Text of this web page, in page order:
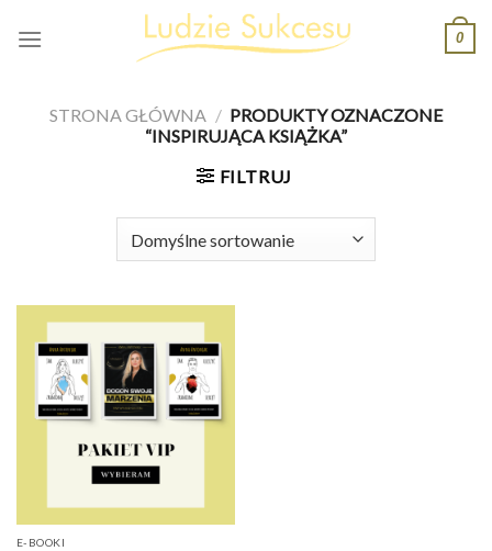
0
STRONA GŁÓWNA / PRODUKTY OZNACZONE
“INSPIRUJĄCA KSIĄŻKA”
FILTRUJ
E-BOOKI